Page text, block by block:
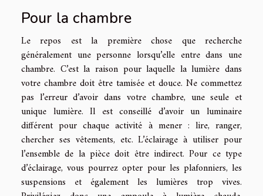
Pour la chambre
Le repos est la première chose que recherche
généralement une personne lorsqu’elle entre dans une
chambre. C’est la raison pour laquelle la lumière dans
votre chambre doit être tamisée et douce. Ne commettez
pas l’erreur d’avoir dans votre chambre, une seule et
unique lumière. Il est conseillé d’avoir un luminaire
différent pour chaque activité à mener : lire, ranger,
chercher ses vêtements, etc. L’éclairage à utiliser pour
l’ensemble de la pièce doit être indirect. Pour ce type
d’éclairage, vous pourrez opter pour les plafonniers, les
suspensions et également les lumières trop vives.